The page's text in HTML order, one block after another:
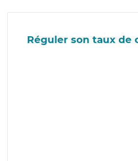
Réguler son taux de